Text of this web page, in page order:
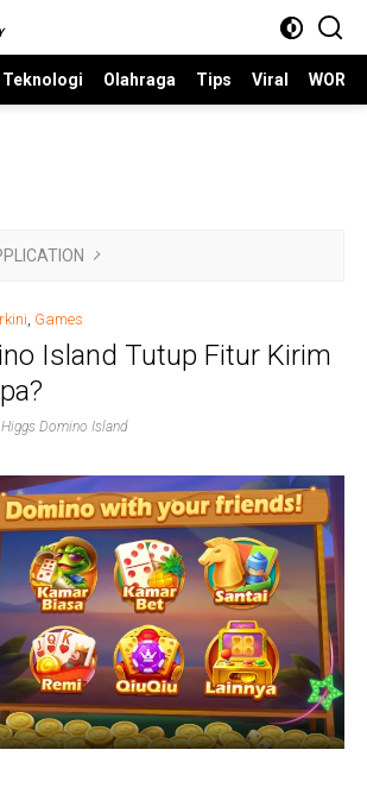
Teknologi Olahraga Tips Viral
, Games
Island Tutup Fitur Kirim
Higgs Domino Island